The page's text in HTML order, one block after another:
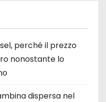
perché il prezzo
nonostante lo
dispersa nel